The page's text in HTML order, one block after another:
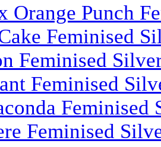
Orange Punch
Feminised
Feminised
Feminised
Feminised
Feminised